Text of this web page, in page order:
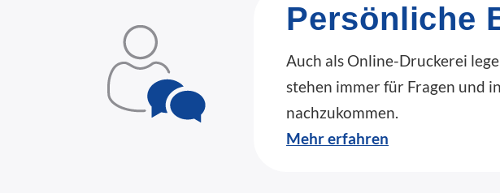
Persönliche
Auch als Online-Druckerei
stehen immer für Fragen und
nachzukommen.
Mehr erfahren